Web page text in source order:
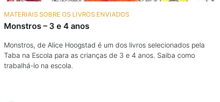
MATERIAIS SOBRE OS LIVROS ENVIADOS
Monstros – 3 e 4 anos
Monstros, de Alice Hoogstad é um dos livros selecionados pela
Taba na Escola para as crianças de 3 e 4 anos. Saiba como
trabalhá-lo na escola.